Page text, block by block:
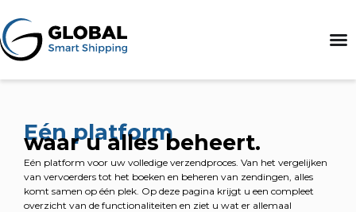
Eén platform
waar u alles beheert.
Eén platform voor uw volledige verzendproces. Van het vergelijken
van vervoerders tot het boeken en beheren van zendingen, alles
komt samen op één plek. Op deze pagina krijgt u een compleet
overzicht van de functionaliteiten en ziet u wat er allemaal